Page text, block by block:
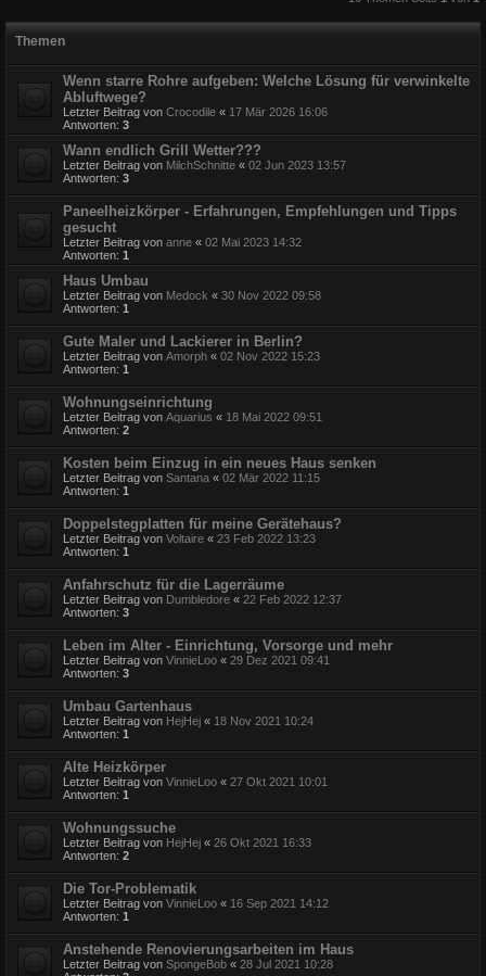
Themen
Wenn starre Rohre aufgeben: Welche Lösung für verwinkelte
Abluftwege?
Letzter Beitrag von Crocodile « 17 Mär 2026 16:06
Antworten: 3
Wann endlich Grill Wetter???
Letzter Beitrag von MilchSchnitte « 02 Jun 2023 13:57
Antworten: 3
Paneelheizkörper - Erfahrungen, Empfehlungen und Tipps
gesucht
Letzter Beitrag von anne « 02 Mai 2023 14:32
Antworten: 1
Haus Umbau
Letzter Beitrag von Medock « 30 Nov 2022 09:58
Antworten: 1
Gute Maler und Lackierer in Berlin?
Letzter Beitrag von Amorph « 02 Nov 2022 15:23
Antworten: 1
Wohnungseinrichtung
Letzter Beitrag von Aquarius « 18 Mai 2022 09:51
Antworten: 2
Kosten beim Einzug in ein neues Haus senken
Letzter Beitrag von Santana « 02 Mär 2022 11:15
Antworten: 1
Doppelstegplatten für meine Gerätehaus?
Letzter Beitrag von Voltaire « 23 Feb 2022 13:23
Antworten: 1
Anfahrschutz für die Lagerräume
Letzter Beitrag von Dumbledore « 22 Feb 2022 12:37
Antworten: 3
Leben im Alter - Einrichtung, Vorsorge und mehr
Letzter Beitrag von VinnieLoo « 29 Dez 2021 09:41
Antworten: 3
Umbau Gartenhaus
Letzter Beitrag von HejHej « 18 Nov 2021 10:24
Antworten: 1
Alte Heizkörper
Letzter Beitrag von VinnieLoo « 27 Okt 2021 10:01
Antworten: 1
Wohnungssuche
Letzter Beitrag von HejHej « 26 Okt 2021 16:33
Antworten: 2
Die Tor-Problematik
Letzter Beitrag von VinnieLoo « 16 Sep 2021 14:12
Antworten: 1
Anstehende Renovierungsarbeiten im Haus
Letzter Beitrag von SpongeBob « 28 Jul 2021 10:28